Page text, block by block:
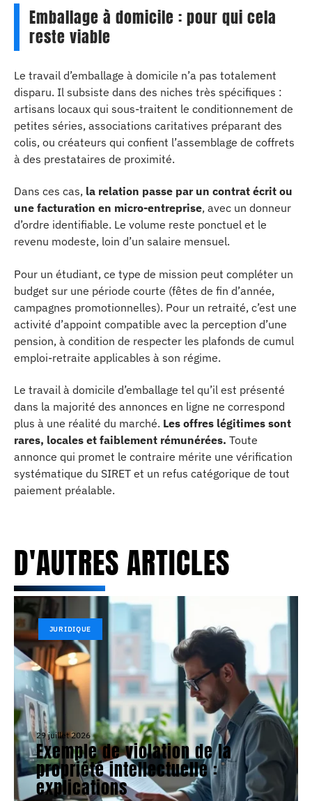
Emballage à domicile : pour qui cela
reste viable
Le travail d’emballage à domicile n’a pas totalement
disparu. Il subsiste dans des niches très spécifiques :
artisans locaux qui sous-traitent le conditionnement de
petites séries, associations caritatives préparant des
colis, ou créateurs qui confient l’assemblage de coffrets
à des prestataires de proximité.
Dans ces cas, la relation passe par un contrat écrit ou
une facturation en micro-entreprise, avec un donneur
d’ordre identifiable. Le volume reste ponctuel et le
revenu modeste, loin d’un salaire mensuel.
Pour un étudiant, ce type de mission peut compléter un
budget sur une période courte (fêtes de fin d’année,
campagnes promotionnelles). Pour un retraité, c’est une
activité d’appoint compatible avec la perception d’une
pension, à condition de respecter les plafonds de cumul
emploi-retraite applicables à son régime.
Le travail à domicile d’emballage tel qu’il est présenté
dans la majorité des annonces en ligne ne correspond
plus à une réalité du marché. Les offres légitimes sont
rares, locales et faiblement rémunérées. Toute
annonce qui promet le contraire mérite une vérification
systématique du SIRET et un refus catégorique de tout
paiement préalable.
D'AUTRES ARTICLES
JURIDIQUE
29 juillet 2026
Exemple de violation de la
propriété intellectuelle :
explications